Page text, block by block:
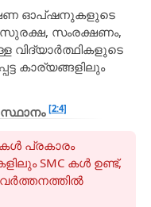
ഓപ്ഷനുകളുടെ
സംരക്ഷണം,
വിദ്യാർത്ഥികളുടെ
കാര്യങ്ങളിലും
[2:4]
പ്രകാരം
SMC കൾ ഉണ്ട്,